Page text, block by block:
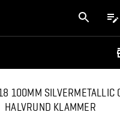
100MM
HALVRUND KLAMMER